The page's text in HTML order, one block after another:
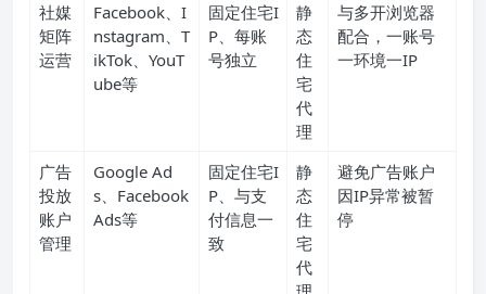
社媒
矩阵
运营
Facebook、I
nstagram、T
ikTok、YouT
ube等
固定住宅I
P、每账
号独立
静
态
住
宅
代
理
与多开浏览器
配合，一账号
一环境一IP
广告
投放
账户
管理
Google Ad
s、Facebook
Ads等
固定住宅I
P、与支
付信息一
致
静
态
住
宅
代
避免广告账户
因IP异常被暂
停